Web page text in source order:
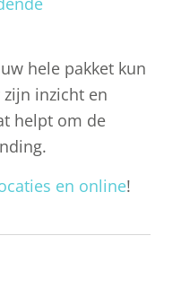
hele pakket kun
inzicht en
helpt om de
en online!